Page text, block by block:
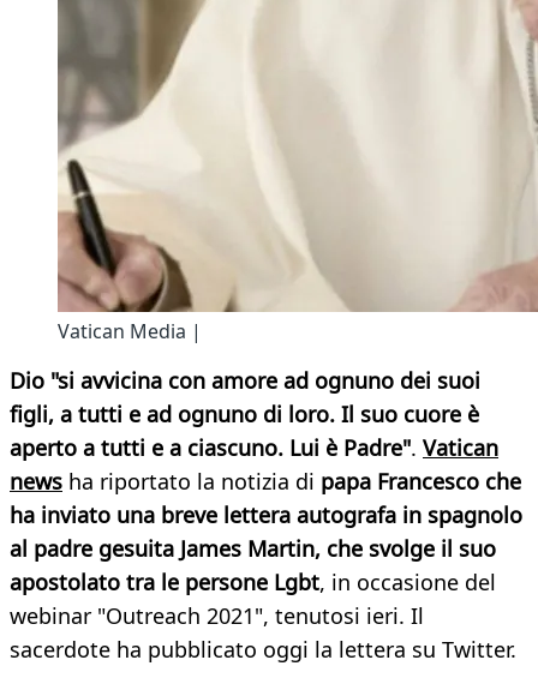
Vatican Media |
Dio "si avvicina con amore ad ognuno dei suoi
figli, a tutti e ad ognuno di loro. Il suo cuore è
aperto a tutti e a ciascuno. Lui è Padre". Vatican
news ha riportato la notizia di papa Francesco che
ha inviato una breve lettera autografa in spagnolo
al padre gesuita James Martin, che svolge il suo
apostolato tra le persone Lgbt, in occasione del
webinar "Outreach 2021", tenutosi ieri. Il
sacerdote ha pubblicato oggi la lettera su Twitter.